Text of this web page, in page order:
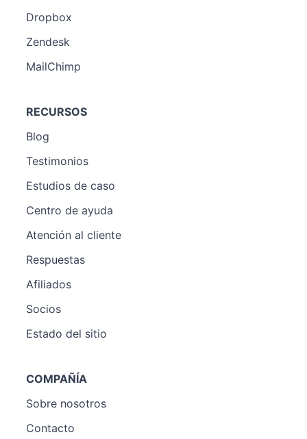
Dropbox
Zendesk
MailChimp
RECURSOS
Blog
Testimonios
Estudios de caso
Centro de ayuda
Atención al cliente
Respuestas
Afiliados
Socios
Estado del sitio
COMPAÑÍA
Sobre nosotros
Contacto